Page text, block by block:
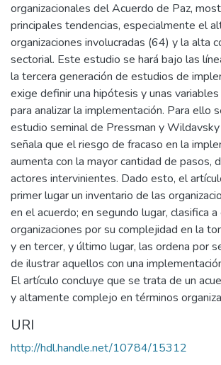
organizacionales del Acuerdo de Paz,
principales tendencias, especialmente el
organizaciones involucradas (64) y la alta
sectorial. Este estudio se hará bajo las
la tercera generación de estudios de
exige definir una hipótesis y unas
para analizar la implementación. Para ello
estudio seminal de Pressman y
señala que el riesgo de fracaso en la
aumenta con la mayor cantidad de pasos,
actores intervinientes. Dado esto, el
primer lugar un inventario de las
en el acuerdo; en segundo lugar, clasifica
organizaciones por su complejidad en la
y en tercer, y último lugar, las ordena por
de ilustrar aquellos con una
El artículo concluye que se trata de un
y altamente complejo en términos
URI
http://hdl.handle.net/10784/15312